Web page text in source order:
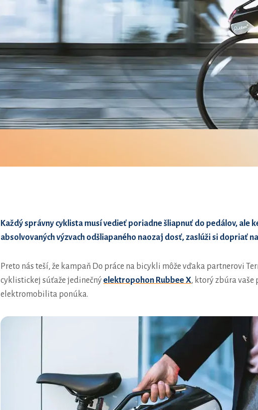
Každý správny cyklista musí vedieť poriadne šliapnuť do pedálov, ale
absolvovaných výzvach odšliapaného naozaj dosť, zaslúži si dopriať
Preto nás teší, že kampaň Do práce na bicykli môže vďaka partnerovi
cyklistickej súťaže jedinečnýelektropohon Rubbee X, ktorý zbúra vaše
elektromobilita ponúka.